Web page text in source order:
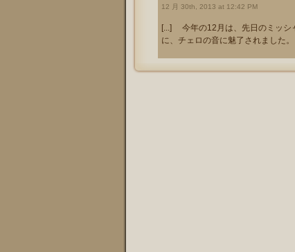
12 月 30th, 2013 at 12:42 PM
[...] 今年の12月は、先日のミッシ
に、チェロの音に魅了されました。